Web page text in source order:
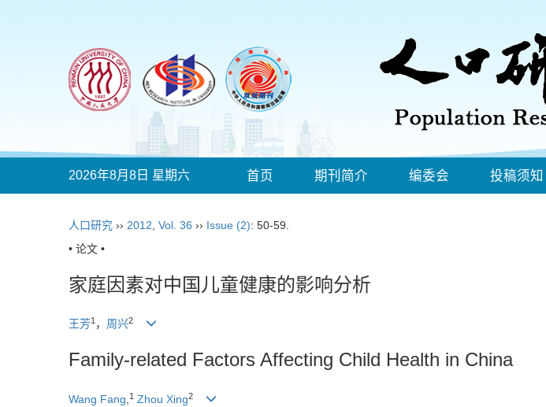
2026年8月8日 星期六 首页 期刊简介 编委会 投稿须知
人口研究 ›› 2012 Vol. 36 ›› Issue (2): 50-59.
• 论文 •
家庭因素对中国儿童健康的影响分析
王芳1 ， 周兴2
Family-related Factors Affecting Child Health in China
Wang Fang 1 Zhou Xing2